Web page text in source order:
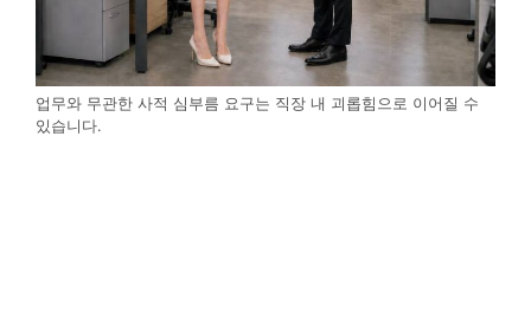
업무와 무관한 사적 심부름 요구는 직장 내 괴롭힘으로 이어질 수
있습니다.